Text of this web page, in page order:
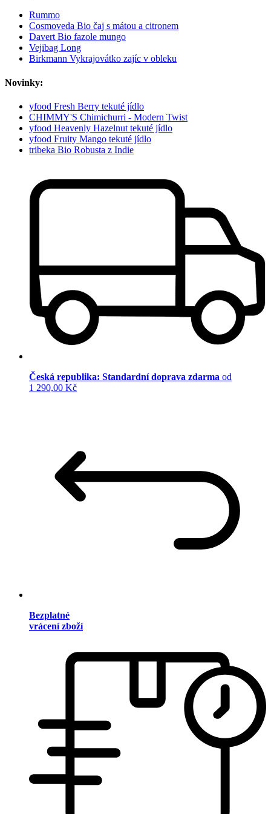
Rummo
Cosmoveda Bio čaj s mátou a citronem
Davert Bio fazole mungo
Vejibag Long
Birkmann Vykrajovátko zajíc v obleku
Novinky:
yfood Fresh Berry tekuté jídlo
CHIMMY'S Chimichurri - Modern Twist
yfood Heavenly Hazelnut tekuté jídlo
yfood Fruity Mango tekuté jídlo
tribeka Bio Robusta z Indie
Česká republika: Standardní doprava zdarma od
1 290,00 Kč
Bezplatné
vrácení zboží